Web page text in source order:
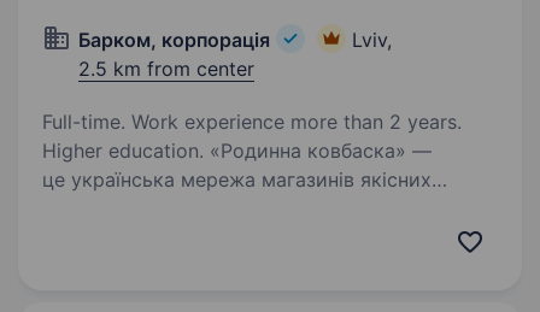
Барком, корпорація
Lviv,
2.5 km from center
Full-time. Work experience more than 2 years.
Higher education. «Родинна ковбаска» —
це українська мережа магазинів якісних
стабільність і сучасний підхід до управління.